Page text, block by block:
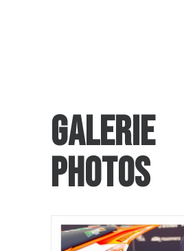
GALERIE
PHOTOS